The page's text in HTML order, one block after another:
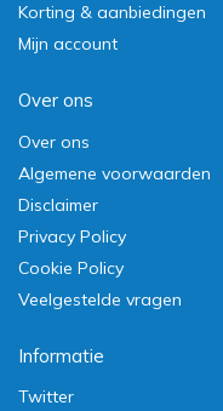
Korting & aanbiedingen
Mijn account
Over ons
Over ons
Algemene voorwaarden
Disclaimer
Privacy Policy
Cookie Policy
Veelgestelde vragen
Informatie
Twitter